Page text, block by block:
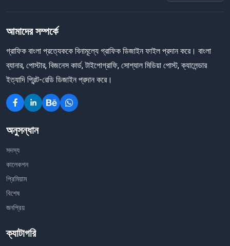
আমাদের সম্পর্কে
গ্রাফিক বাংলা প্রত্যেককে বিনামূল্যে গ্রাফিক ডিজাইন ফাইল প্রদান করে। বাংলা
ব্যানার, পোস্টার, বিজনেস কার্ড, টাইপোগ্রাফি, সোশ্যাল মিডিয়া পোস্ট, ক্যালেন্ডার
ইত্যাদি প্রিন্ট-রেডি ডিজাইন প্রদান করে।
অনুসন্ধান
সদস্য
কালেকশন
প্রিমিয়াম
বিশেষ
জনপ্রিয়
ক্যাটাগরি